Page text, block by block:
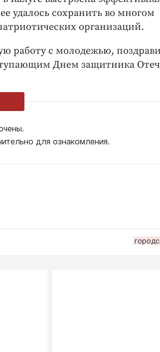
удалось сохранить во многом
организаций.
работу с молодежью,
Днем защитника
для ознакомления.